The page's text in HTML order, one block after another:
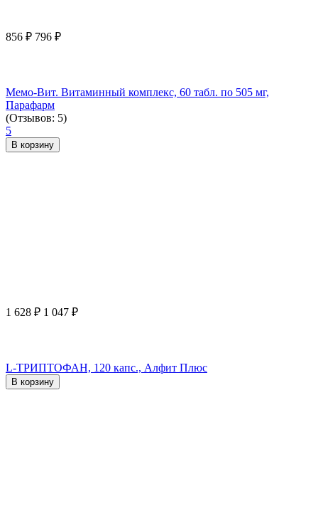
856 ₽ 796 ₽
Мемо-Вит. Витаминный комплекс, 60 табл. по 505 мг,
Парафарм
(Отзывов: 5)
5
В корзину
1 628 ₽ 1 047 ₽
L-ТРИПТОФАН, 120 капс., Алфит Плюс
В корзину